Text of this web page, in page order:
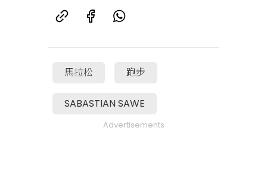
馬拉松 跑步
SABASTIAN SAWE
Advertisements